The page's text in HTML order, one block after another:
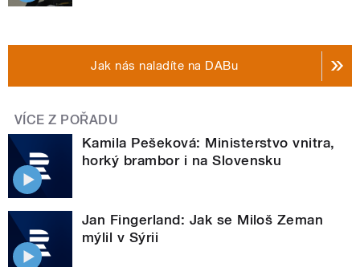
Jak nás naladíte na DABu
VÍCE Z POŘADU
Kamila Pešeková: Ministerstvo vnitra,
horký brambor i na Slovensku
Jan Fingerland: Jak se Miloš Zeman
mýlil v Sýrii